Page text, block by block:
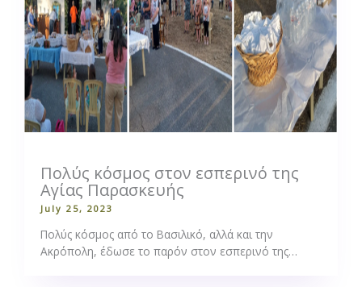
Πολύς κόσμος στον εσπερινό της
Αγίας Παρασκευής
July 25, 2023
Πολύς κόσμος από το Βασιλικό, αλλά και την
Ακρόπολη, έδωσε το παρόν στον εσπερινό της…